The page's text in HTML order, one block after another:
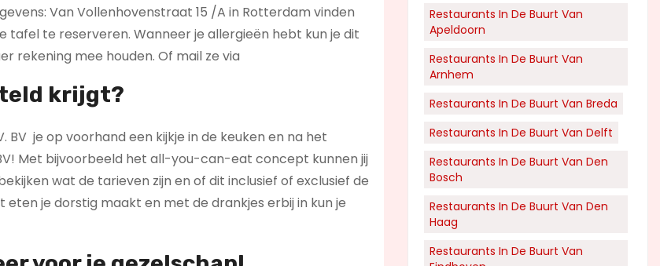
Van Vollenhovenstraat 15 /A in Rotterdam vinden
tafel te reserveren. Wanneer je allergieën hebt kun je dit
rekening mee houden. Of mail ze via
krijgt?
BV je op voorhand een kijkje in de keuken en na het
Met bijvoorbeeld het all-you-can-eat concept kunnen jij
wat de tarieven zijn en of dit inclusief of exclusief de
eten je dorstig maakt en met de drankjes erbij in kun je
Restaurants In De Buurt Van
Apeldoorn
Restaurants In De Buurt Van
Arnhem
Restaurants In De Buurt Van Breda
Restaurants In De Buurt Van Delft
Restaurants In De Buurt Van Den
Bosch
Restaurants In De Buurt Van Den
Haag
Restaurants In De Buurt Van